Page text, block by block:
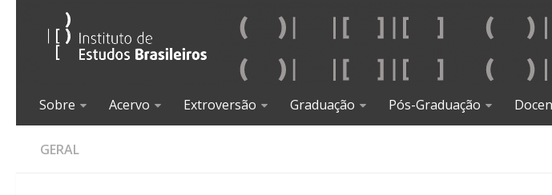
Sobre Acervo Extroversão Graduação Pós-Graduação
GERAL